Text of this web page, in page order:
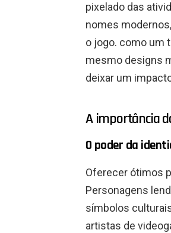
pixelado das
nomes
o jogo. como um
mesmo designs
deixar um
A importância
O poder da
Oferecer ótimos
Personagens
símbolos
artistas de